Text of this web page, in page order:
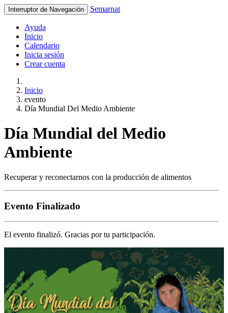
Interruptor de Navegación Semarnat
Ayuda
Inicio
Calendario
Inicia sesión
Crear cuenta
Inicio
evento
Día Mundial Del Medio Ambiente
Día Mundial del Medio
Ambiente
Recuperar y reconectarnos con la producción de alimentos
Evento Finalizado
El evento finalizó. Gracias por tu participación.